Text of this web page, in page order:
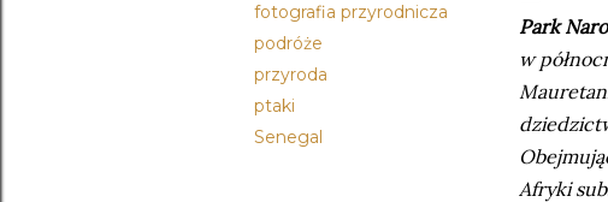
fotografia przyrodnicza
podróże
przyroda
ptaki
Senegal
Park
w
Afryki